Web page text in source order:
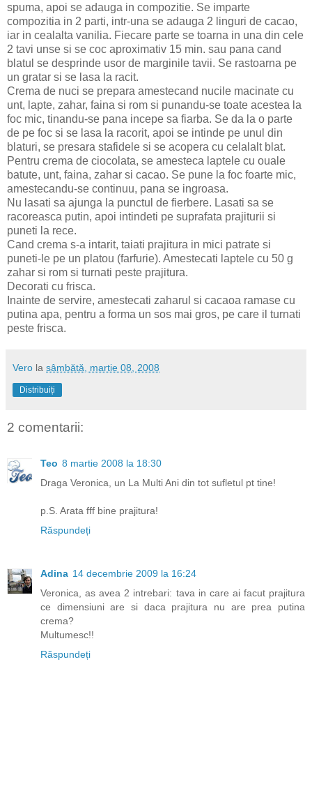
spuma, apoi se adauga in compozitie. Se imparte
compozitia in 2 parti, intr-una se adauga 2 linguri de cacao,
iar in cealalta vanilia. Fiecare parte se toarna in una din cele
2 tavi unse si se coc aproximativ 15 min. sau pana cand
blatul se desprinde usor de marginile tavii. Se rastoarna pe
un gratar si se lasa la racit.
Crema de nuci se prepara amestecand nucile macinate cu
unt, lapte, zahar, faina si rom si punandu-se toate acestea la
foc mic, tinandu-se pana incepe sa fiarba. Se da la o parte
de pe foc si se lasa la racorit, apoi se intinde pe unul din
blaturi, se presara stafidele si se acopera cu celalalt blat.
Pentru crema de ciocolata, se amesteca laptele cu ouale
batute, unt, faina, zahar si cacao. Se pune la foc foarte mic,
amestecandu-se continuu, pana se ingroasa.
Nu lasati sa ajunga la punctul de fierbere. Lasati sa se
racoreasca putin, apoi intindeti pe suprafata prajiturii si
puneti la rece.
Cand crema s-a intarit, taiati prajitura in mici patrate si
puneti-le pe un platou (farfurie). Amestecati laptele cu 50 g
zahar si rom si turnati peste prajitura.
Decorati cu frisca.
Inainte de servire, amestecati zaharul si cacaoa ramase cu
putina apa, pentru a forma un sos mai gros, pe care il turnati
peste frisca.
Vero la sâmbătă, martie 08, 2008
Distribuiți
2 comentarii:
Teo 8 martie 2008 la 18:30
Draga Veronica, un La Multi Ani din tot sufletul pt tine!
p.S. Arata fff bine prajitura!
Răspundeți
Adina 14 decembrie 2009 la 16:24
Veronica, as avea 2 intrebari: tava in care ai facut prajitura
ce dimensiuni are si daca prajitura nu are prea putina
crema?
Multumesc!!
Răspundeți